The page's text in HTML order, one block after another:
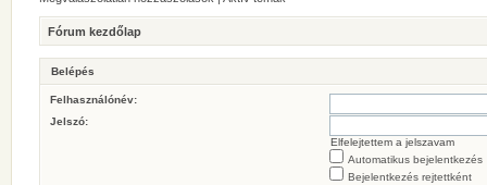
Fórum kezdőlap
Belépés
Felhasználónév:
Jelszó:
Elfelejtettem a jelszavam
Automatikus bejelentkezés
Bejelentkezés rejtettként